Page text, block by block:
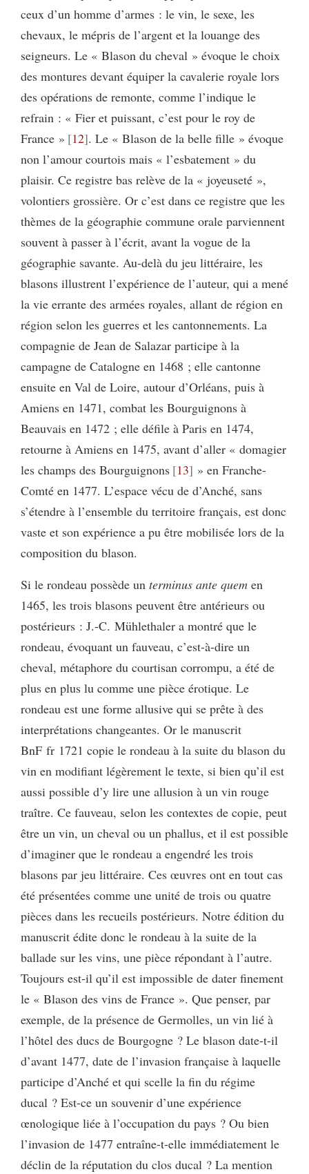
ceux d’un homme d’armes : le vin, le sexe, les
chevaux, le mépris de l’argent et la louange des
seigneurs. Le « Blason du cheval » évoque le choix
des montures devant équiper la cavalerie royale lors
des opérations de remonte, comme l’indique le
refrain : « Fier et puissant, c’est pour le roy de
France » 12 . Le « Blason de la belle fille » évoque
non l’amour courtois mais « l’esbatement » du
plaisir. Ce registre bas relève de la « joyeuseté »,
volontiers grossière. Or c’est dans ce registre que les
thèmes de la géographie commune orale parviennent
souvent à passer à l’écrit, avant la vogue de la
géographie savante. Au-delà du jeu littéraire, les
blasons illustrent l’expérience de l’auteur, qui a mené
la vie errante des armées royales, allant de région en
région selon les guerres et les cantonnements. La
compagnie de Jean de Salazar participe à la
campagne de Catalogne en 1468 ; elle cantonne
ensuite en Val de Loire, autour d’Orléans, puis à
Amiens en 1471, combat les Bourguignons à
Beauvais en 1472 ; elle défile à Paris en 1474,
retourne à Amiens en 1475, avant d’aller « domagier
les champs des Bourguignons 13 » en Franche-
Comté en 1477. L’espace vécu de d’Anché, sans
s’étendre à l’ensemble du territoire français, est donc
vaste et son expérience a pu être mobilisée lors de la
composition du blason.
Si le rondeau possède un terminus ante quem en
1465, les trois blasons peuvent être antérieurs ou
postérieurs : J.-C. Mühlethaler a montré que le
rondeau, évoquant un fauveau, c’est-à-dire un
cheval, métaphore du courtisan corrompu, a été de
plus en plus lu comme une pièce érotique. Le
rondeau est une forme allusive qui se prête à des
interprétations changeantes. Or le manuscrit
BnF fr 1721 copie le rondeau à la suite du blason du
vin en modifiant légèrement le texte, si bien qu’il est
aussi possible d’y lire une allusion à un vin rouge
traître. Ce fauveau, selon les contextes de copie, peut
être un vin, un cheval ou un phallus, et il est possible
d’imaginer que le rondeau a engendré les trois
blasons par jeu littéraire. Ces œuvres ont en tout cas
été présentées comme une unité de trois ou quatre
pièces dans les recueils postérieurs. Notre édition du
manuscrit édite donc le rondeau à la suite de la
ballade sur les vins, une pièce répondant à l’autre.
Toujours est-il qu’il est impossible de dater finement
le « Blason des vins de France ». Que penser, par
exemple, de la présence de Germolles, un vin lié à
l’hôtel des ducs de Bourgogne ? Le blason date-t-il
d’avant 1477, date de l’invasion française à laquelle
participe d’Anché et qui scelle la fin du régime
ducal ? Est-ce un souvenir d’une expérience
œnologique liée à l’occupation du pays ? Ou bien
l’invasion de 1477 entraîne-t-elle immédiatement le
déclin de la réputation du clos ducal ? La mention